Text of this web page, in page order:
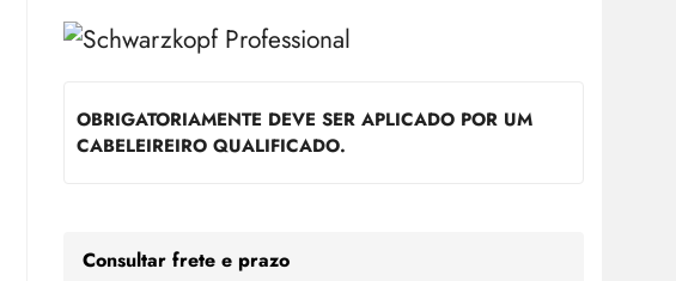
OBRIGATORIAMENTE DEVE SER APLICADO POR UM
CABELEIREIRO QUALIFICADO.
Consultar frete e prazo